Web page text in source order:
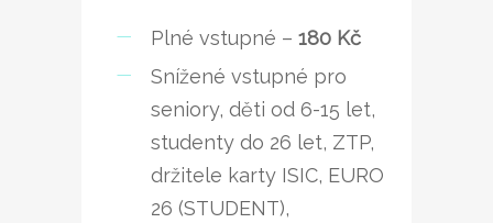
Plné vstupné – 180 Kč
Snížené vstupné pro
seniory, děti od 6-15 let,
studenty do 26 let, ZTP,
držitele karty ISIC, EURO
26 (STUDENT),